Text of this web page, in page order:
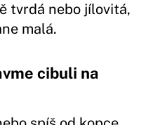
tvrdá nebo jílovitá,
malá.
cibuli na